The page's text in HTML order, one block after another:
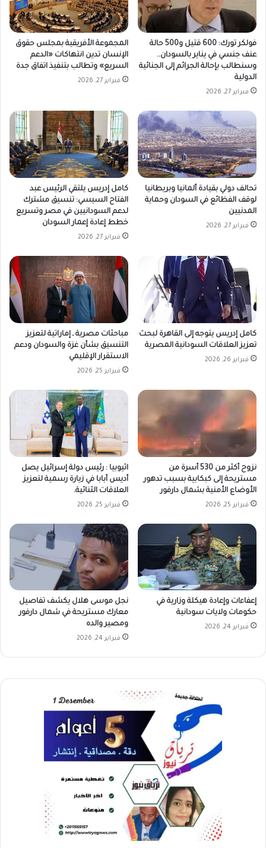
فولكر تورك: 600 قتيل و500 حالة
عنف جنسي في يناير بالسودان..
وسنطالب بإحالة الجرائم إلى الجنائية
الدولية
فبراير 27, 2026
المجموعة الأفريقية بمجلس حقوق
الإنسان تدين انتهاكات «الدعم
السريع» وتطالب بتنفيذ اتفاق جدة
فبراير 27, 2026
تحالف دولي بقيادة ألمانيا وبريطانيا
لوقف الفظائع في السودان وحماية
المدنيين
فبراير 27, 2026
كامل إدريس يلتقي الرئيس عبد
الفتاح السيسي: تنسيق مشترك
لدعم السودانيين في مصر وتسريع
خطط إعادة إعمار السودان
فبراير 27, 2026
كامل إدريس يتوجه إلى القاهرة لبحث
تعزيز العلاقات السودانية المصرية
فبراير 26, 2026
مباحثات مصرية ـ إماراتية لتعزيز
التنسيق بشأن غزة والسودان ودعم
الاستقرار الإقليمي
فبراير 25, 2026
نزوح أكثر من 530 أسرة من
مستريحة إلى كبكابية بسبب تدهور
الأوضاع الأمنية بشمال دارفور
فبراير 25, 2026
اثيوبيا : رئيس دولة إسرائيل يصل
أديس أبابا في زيارة رسمية لتعزيز
العلاقات الثنائية.
فبراير 25, 2026
إعفاءات وإعادة هيكلة وزارية في
حكومات ولايات سودانية
فبراير 24, 2026
نجل موسى هلال يكشف تفاصيل
معارك مستريحة في شمال دارفور
ومصير والده
فبراير 24, 2026